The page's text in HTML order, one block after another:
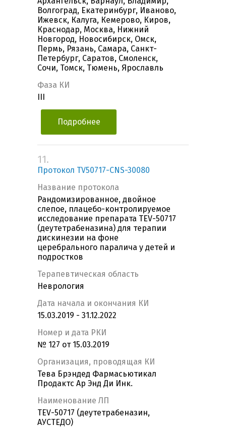
Волгоград, Екатеринбург, Иваново,
Ижевск, Калуга, Кемерово, Киров,
Краснодар, Москва, Нижний
Новгород, Новосибирск, Омск,
Пермь, Рязань, Самара, Санкт-
Петербург, Саратов, Смоленск,
Сочи, Томск, Тюмень, Ярославль
Фаза КИ
Подробнее
11.
Протокол TV50717-CNS-30080
Название протокола
Рандомизированное, двойное
слепое, плацебо-контролируемое
исследование препарата TEV-50717
(деутетрабеназина) для терапии
дискинезии на фоне
церебрального паралича у детей и
подростков
Терапевтическая область
Неврология
Дата начала и окончания КИ
15.03.2019 - 31.12.2022
Номер и дата РКИ
№ 127 от 15.03.2019
Организация, проводящая КИ
Тева Брэндед Фармасьютикал
Продактс Ар Энд Ди Инк.
Наименование ЛП
TEV-50717 (деутетрабеназин,
АУСТЕДО)